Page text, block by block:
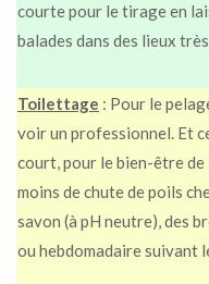
courte pour le tirage en
balades dans des lieux
Toilettage : Pour le
voir un professionnel. Et
court, pour le bien-être de
moins de chute de poils
savon (à pH neutre), des
ou hebdomadaire suivant